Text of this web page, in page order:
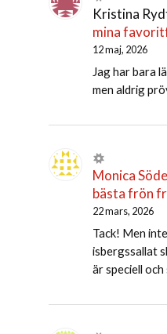
Kristina
mina
12 maj, 2026
Jag har bara
men aldrig
Monica
bästa frön
22 mars, 2026
Tack! Men
isbergssallat
är speciell